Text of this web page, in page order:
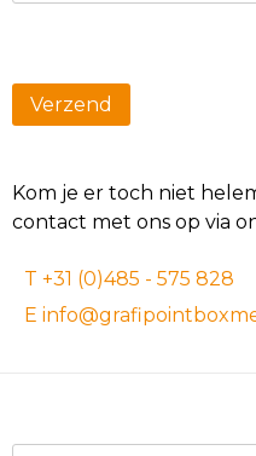
Kom je er toch niet
contact met ons op via
T +31 (0)485 - 575 828
E